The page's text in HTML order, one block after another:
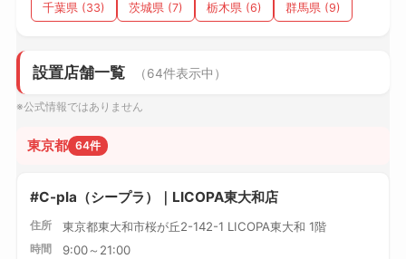
千葉県 (33) 茨城県 (7) 栃木県 (6) 群馬県 (9)
設置店舗一覧 （64件表示中）
※公式情報ではありません
東京都 64件
#C-pla（シープラ）｜LICOPA東大和店
住所 東京都東大和市桜が丘2-142-1 LICOPA東大和 1階
時間 9:00～21:00